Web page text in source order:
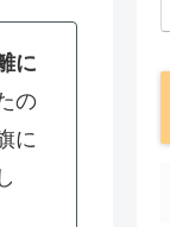
に
の
に